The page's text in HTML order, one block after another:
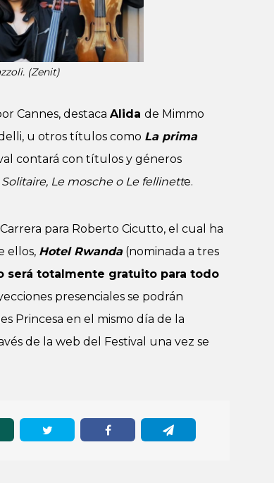
(Zenit)
Cannes, destaca Alida de Mimmo
u otros títulos como La prima
contará con títulos y géneros
Le mosche o Le fellinette.
para Roberto Cicutto, el cual ha
ellos, Hotel Rwanda(nominada a tres
será totalmente gratuito para todo
presenciales se podrán
Princesa en el mismo día de la
de la web del Festival una vez se